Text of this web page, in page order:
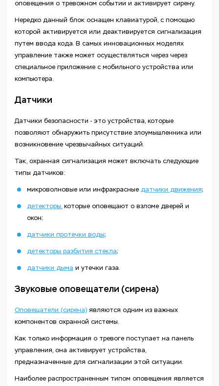
оповещения о тревожном событии и активирует сирену.
Нередко данный блок оснащен клавиатурой, с помощью
которой активируется или деактивируется сигнализация
путем ввода кода. В самых инновационных моделях
управление также может осуществляться через через
специальное приложение с мобильного устройства или
компьютера.
Датчики
Датчики безопасности - это устройства, которые
позволяют обнаружить присутствие злоумышленника или
возникновение чрезвычайных ситуаций.
Так, охранная сигнализация может включать следующие
типы датчиков:
микроволновые или инфракрасные датчики движения;
детекторы, которые оповещают о взломе дверей и
окон;
датчики протечки воды;
детекторы разбития стекла;
датчики дыма и утечки газа.
Звуковые оповещатели (сирена)
Оповещатели (сирена) являются одним из важных
компонентов охранной системы.
Как только информация о тревоге поступает на панель
управления, она активирует устройства,
предназначенные для сигнализации этой ситуации.
Наиболее распространенным типом оповещения является